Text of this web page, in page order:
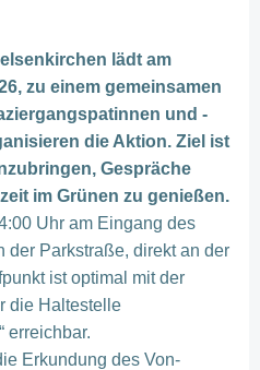
lädt am
zu einem gemeinsamen
und -
die Aktion. Ziel ist
Gespräche
im Grünen zu genießen.
Uhr am Eingang des
der Parkstraße, direkt an der
ist optimal mit der
die Haltestelle
erreichbar.
Erkundung des Von-